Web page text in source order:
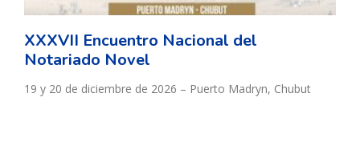
XXXVII Encuentro Nacional del
Notariado Novel
19 y 20 de diciembre de 2026 – Puerto Madryn, Chubut